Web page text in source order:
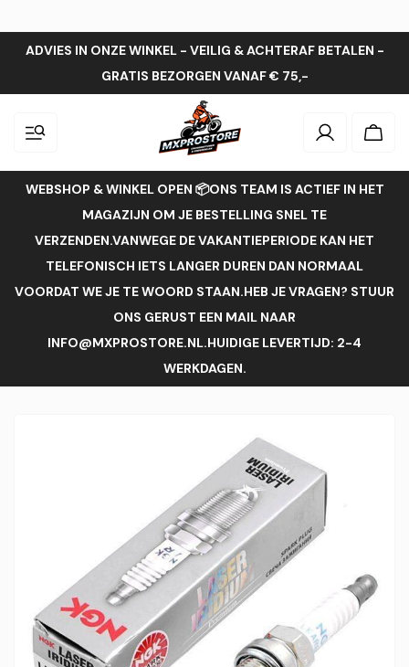
ADVIES IN ONZE WINKEL - VEILIG & ACHTERAF BETALEN -
GRATIS BEZORGEN VANAF € 75,-
Inloggen
WEBSHOP & WINKEL OPEN 📦ONS TEAM IS ACTIEF IN HET
MAGAZIJN OM JE BESTELLING SNEL TE
VERZENDEN.VANWEGE DE VAKANTIEPERIODE KAN HET
TELEFONISCH IETS LANGER DUREN DAN NORMAAL
VOORDAT WE JE TE WOORD STAAN.HEB JE VRAGEN? STUUR
ONS GERUST EEN MAIL NAAR
INFO@MXPROSTORE.NL.HUIDIGE LEVERTIJD: 2-4
WERKDAGEN.